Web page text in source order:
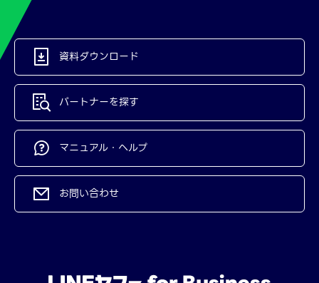
資料ダウンロード
パートナーを探す
マニュアル・ヘルプ
お問い合わせ